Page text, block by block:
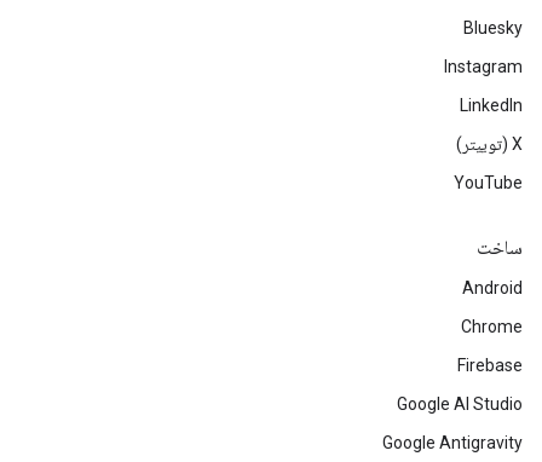
Bluesky
Instagram
LinkedIn
‫X (توییتر)
YouTube
ساخت
Android
Chrome
Firebase
Google AI Studio
Google Antigravity